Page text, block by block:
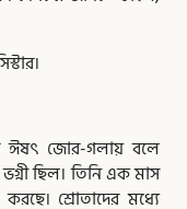
ঈষৎ জোর-গলায় বলে
ভগ্নী ছিল। তিনি এক মাস
শ্রোতাদের মধ্যে